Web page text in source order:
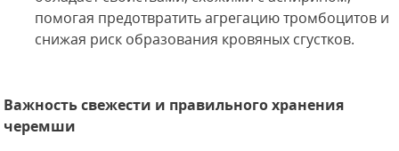
помогая предотвратить агрегацию тромбоцитов и
снижая риск образования кровяных сгустков.
Важность свежести и правильного хранения
черемши